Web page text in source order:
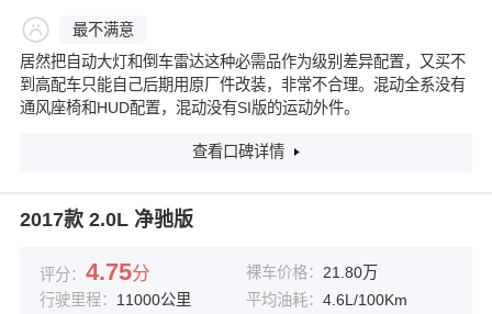
最不满意
居然把自动大灯和倒车雷达这种必需品作为级别差异配置，又买不
到高配车只能自己后期用原厂件改装，非常不合理。混动全系没有
通风座椅和HUD配置，混动没有SI版的运动外件。
查看口碑详情
2017款 2.0L 净驰版
评分： 4.75分 裸车价格： 21.80万
行驶里程： 11000公里 平均油耗： 4.6L/100Km